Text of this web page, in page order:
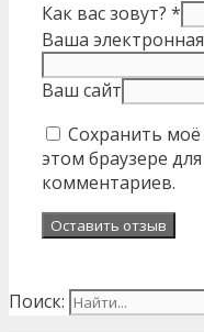
Как вас зовут? *
Ваша
Ваш сайт
Сохранить моё
этом браузере
комментариев.
Поиск: